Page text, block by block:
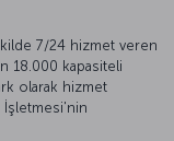
7/24 hizmet veren
18.000 kapasiteli
olarak hizmet
İşletmesi'nin